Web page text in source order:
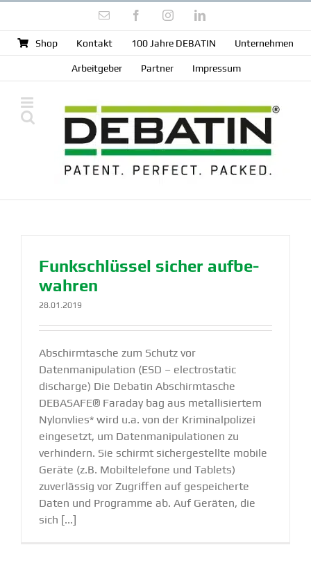
springen
E-
FacebookInstagramLinkedIn
Shop Kontakt 100 Jahre DEBATIN Unter­nehmen
Arbeit­geber Partner Impressum
Funkschlüssel sicher aufbe­
wahren
28.01.2019
Abschirmtasche zum Schutz vor
Datenmanipulation (ESD – electrostatic
discharge) Die Debatin Abschirmtasche
DEBASAFE® Faraday bag aus metallisiertem
Nylonvlies* wird u.a. von der Kriminalpolizei
eingesetzt, um Datenmanipulationen zu
verhindern. Sie schirmt sichergestellte mobile
Geräte (z.B. Mobiltelefone und Tablets)
zuverlässig vor Zugriffen auf gespeicherte
Daten und Programme ab. Auf Geräten, die
sich [...]